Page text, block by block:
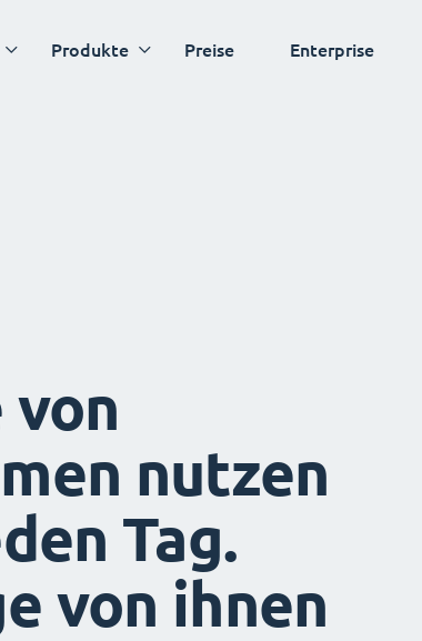
Produkte Preise Enterprise
von
nutzen
Tag.
von ihnen